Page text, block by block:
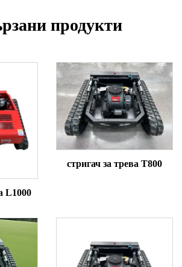
продукти
L1000
стригач за трева T800